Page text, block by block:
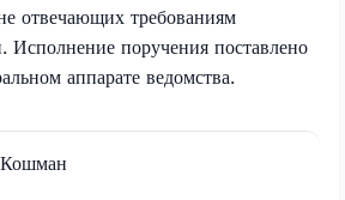
отвечающих требованиям
Исполнение поручения поставлено
аппарате ведомства.